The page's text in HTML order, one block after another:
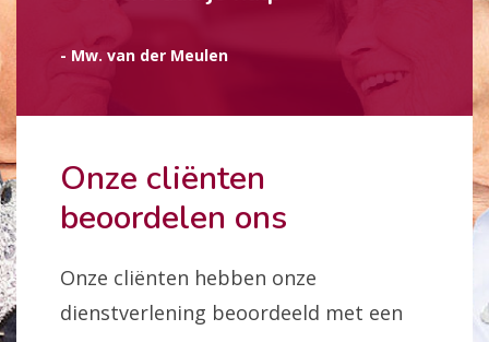
Onze cliënten
beoordelen ons
Onze cliënten hebben onze
dienstverlening beoordeeld met een
- Mw. van der Meulen